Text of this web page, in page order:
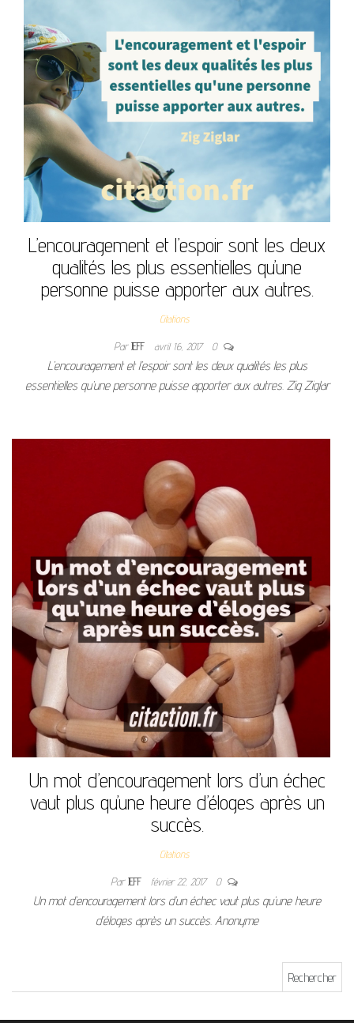
L’encouragement et l’espoir sont les deux
qualités les plus essentielles qu’une
personne puisse apporter aux autres.
Citations
ParJEFF avril 16, 2017 0
L’encouragement et l’espoir sont les deux qualités les plus
essentielles qu’une personne puisse apporter aux autres. Zig Ziglar
Un mot d’encouragement lors d’un échec
vaut plus qu’une heure d’éloges après un
succès.
Citations
ParJEFF février 22, 2017 0
Un mot d’encouragement lors d’un échec vaut plus qu’une heure
d’éloges après un succès. Anonyme